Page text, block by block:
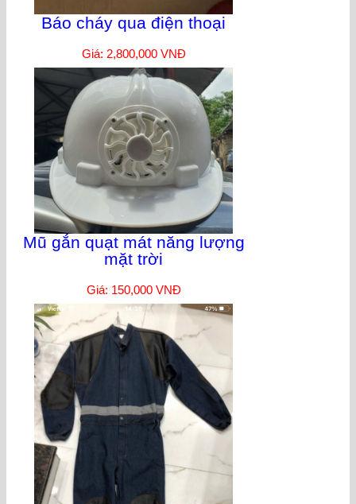
Báo cháy qua điện thoại
Giá: 2,800,000 VNĐ
Mũ gắn quạt mát năng lượng
mặt trời
Giá: 150,000 VNĐ